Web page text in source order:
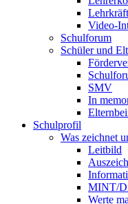
Video-
Schulforum
Schüler und
SMV
In
Schulprofil
Was zeichnet
Leitbild
MINT/
Werte